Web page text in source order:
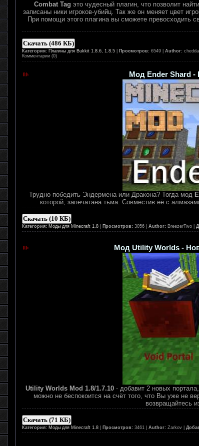
Combat Tag это чудесный плагин, что позволит
записаны ники игроков-убийц. Так же он меняет цвет
При помощи этого плагина вы сможете превосходить
Скачать (486 КБ)
Категория: Плагины для Bukkit 1.8.6, 1.8.5 Просмотров: 6549 | Author:
Комментарии (0)
Мод Ender Shard -
Трудно победить Эндермена или Дракона? Тогда мод
которой, запечатана тьма. Совместив её с
Скачать (10 КБ)
Категория: Моды для Minecraft 1.8 Просмотров: 3056 | Author: BreezerTwo |
Мод Utility Worlds -
Utility Worlds Mod 1.8/1.7.10- добавит 2 новых
можно не беспокоится на счёт того, что Вы уже не
возвращайтесь
Скачать (71 КБ)
Категория: Моды для Minecraft 1.8 Просмотров: 3461 | Author: Zarkov |